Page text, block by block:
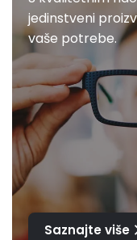
jedinstveni
vaše potrebe.
Saznajte više